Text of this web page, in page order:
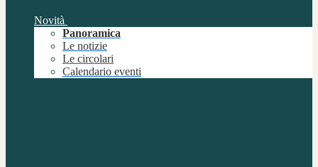
Novità
Panoramica
Le notizie
Le circolari
Calendario eventi